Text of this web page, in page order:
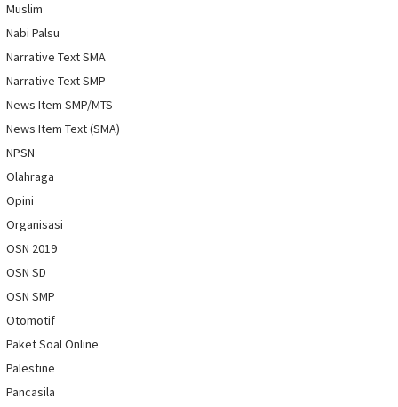
Muslim
Nabi Palsu
Narrative Text SMA
Narrative Text SMP
News Item SMP/MTS
News Item Text (SMA)
NPSN
Olahraga
Opini
Organisasi
OSN 2019
OSN SD
OSN SMP
Otomotif
Paket Soal Online
Palestine
Pancasila